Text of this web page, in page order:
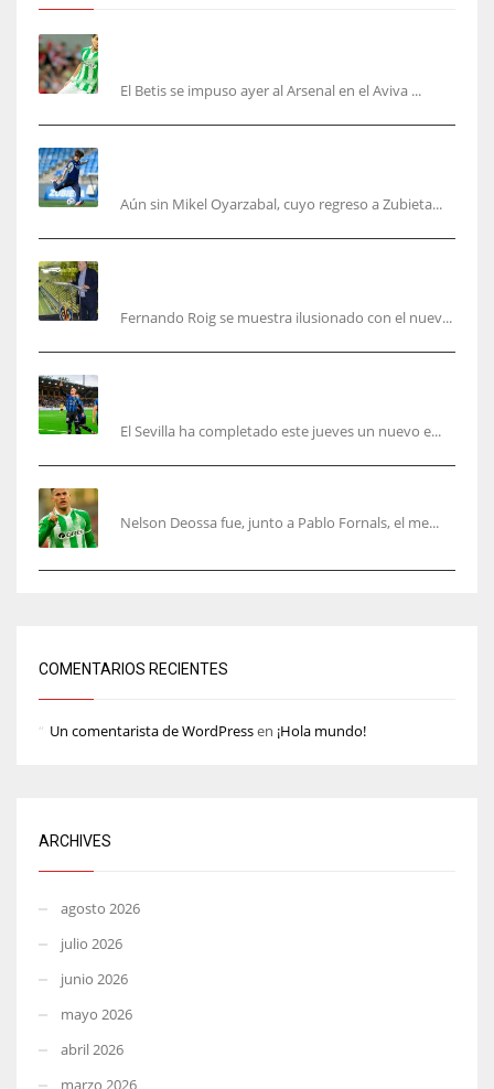
El Betis se impuso ayer al Arsenal en el Aviva ...
Aún sin Mikel Oyarzabal, cuyo regreso a Zubieta...
Fernando Roig se muestra ilusionado con el nuev...
El Sevilla ha completado este jueves un nuevo e...
Nelson Deossa fue, junto a Pablo Fornals, el me...
COMENTARIOS RECIENTES
Un comentarista de WordPressen ¡Hola mundo!
ARCHIVES
agosto 2026
julio 2026
junio 2026
mayo 2026
abril 2026
marzo 2026